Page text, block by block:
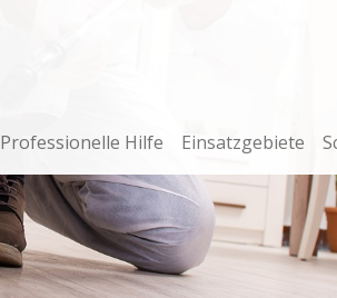
Professionelle Hilfe Einsatzgebiete